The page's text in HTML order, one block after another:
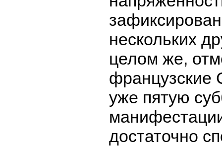
нескольких
целом же,
уже пятую
достаточно